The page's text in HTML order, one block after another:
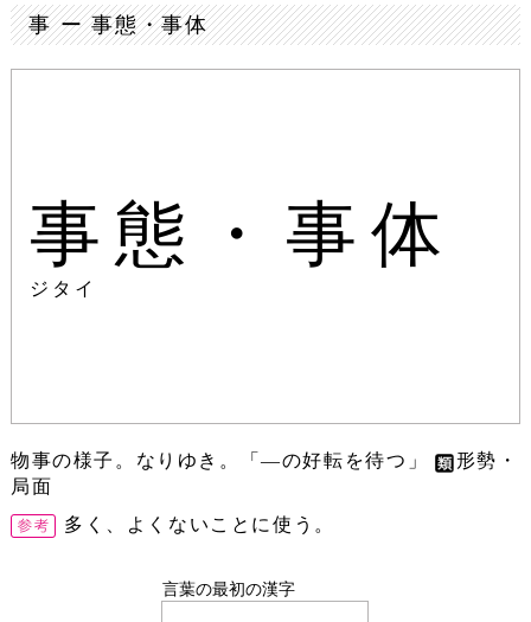
事 ー 事態・事体
事態・事体
ジタイ
物事の様子。なりゆき。「―の好転を待つ」
形勢・
局面
多く、よくないことに使う。
言葉の最初の漢字